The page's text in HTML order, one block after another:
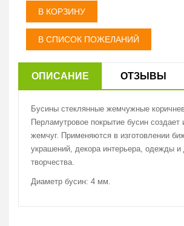
ОПИСАНИЕ ОТЗЫВЫ
Бусины стеклянные жемчужные
Перламутровое покрытие бусин
жемчуг. Применяются в изготовлении
украшений, декора интерьера, одежды и
творчества.
Диаметр бусин: 4 мм.
Комментариев (0 ) Добавить новый
На данный момент комментариев нет.
Производитель:
Китай
Количество на складе: 4